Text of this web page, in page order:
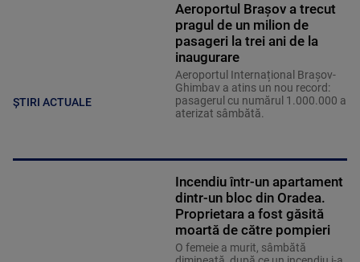
ȘTIRI ACTUALE
Aeroportul Brașov a trecut
pragul de un milion de
pasageri la trei ani de la
inaugurare
Aeroportul Internațional Brașov-
Ghimbav a atins un nou record:
pasagerul cu numărul 1.000.000 a
aterizat sâmbătă.
Incendiu într-un apartament
dintr-un bloc din Oradea.
Proprietara a fost găsită
moartă de către pompieri
O femeie a murit, sâmbătă